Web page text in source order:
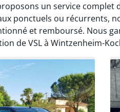
un service complet
ponctuels ou récurrents,
et remboursé. Nous
de VSL à Wintzenheim-